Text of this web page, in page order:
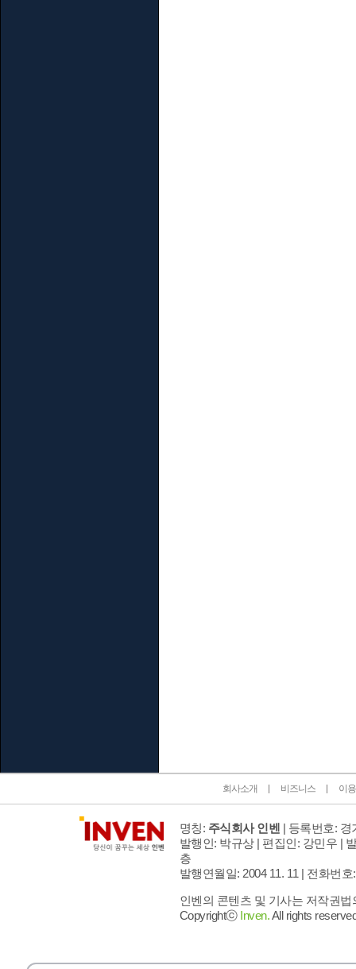
회사소개 비즈니스 이
명칭: 주식회사 인벤 | 등록번호: 경
발행인: 박규상 | 편집인: 강민우 |
층
발행연월일: 2004 11. 11 | 전화번호
인벤의 콘텐츠 및 기사는 저작권
Copyrightⓒ Inven.All rights